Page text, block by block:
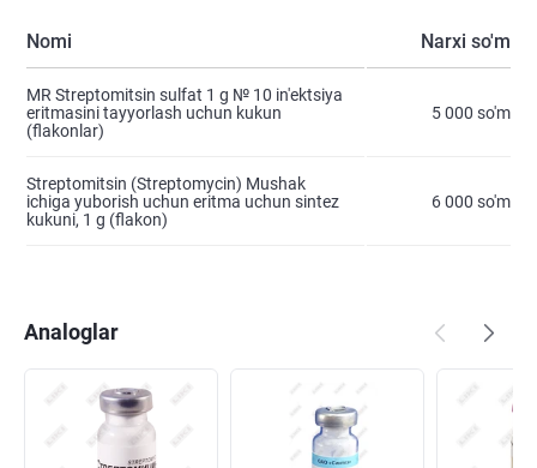
Nomi Narxi so'm
MR Streptomitsin sulfat 1 g № 10 in'ektsiya
eritmasini tayyorlash uchun kukun
(flakonlar)
5 000 so'm
Streptomitsin (Streptomycin) Mushak
ichiga yuborish uchun eritma uchun sintez
kukuni, 1 g (flakon)
6 000 so'm
Analoglar